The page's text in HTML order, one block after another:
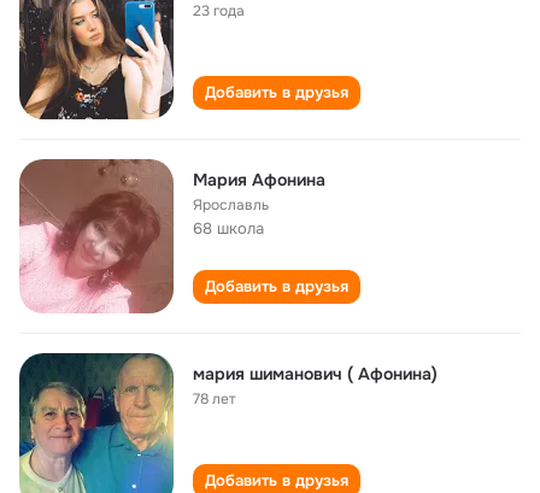
23 года
Добавить в друзья
Мария Афонина
Ярославль
68 школа
Добавить в друзья
мария шиманович ( Афонина)
78 лет
Добавить в друзья